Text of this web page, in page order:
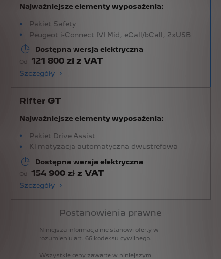
Najważniejsze elementy wyposażenia:
Pakiet Safety
Peugeot i-Connect IVI Mid, eCall/bCall, 2xUSB
Dostępna wersja elektryczna
Od 121 800 zł z VAT
Szczegóły
Rifter GT
Najważniejsze elementy wyposażenia:
Pakiet Drive Assist
Klimatyzacja automatyczna dwustrefowa
Dostępna wersja elektryczna
Od 154 900 zł z VAT
Szczegóły
Postanowienia prawne
Niniejsza informacja nie stanowi oferty w
rozumieniu art. 66 kodeksu cywilnego.
Wszystkie ceny zawarte w niniejszym